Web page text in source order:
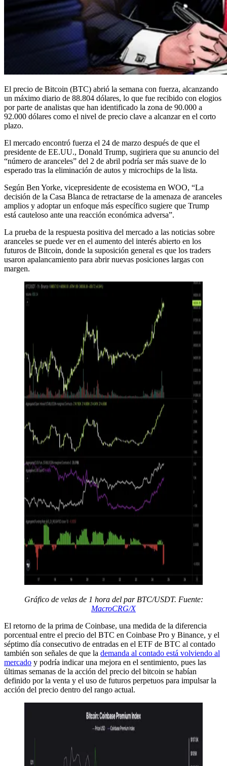
El precio de Bitcoin (BTC) abrió la semana con fuerza, alcanzando
un máximo diario de 88.804 dólares, lo que fue recibido con elogios
por parte de analistas que han identificado la zona de 90.000 a
92.000 dólares como el nivel de precio clave a alcanzar en el corto
plazo.
El mercado encontró fuerza el 24 de marzo después de que el
presidente de EE.UU., Donald Trump, sugiriera que su anuncio del
“número de aranceles” del 2 de abril podría ser más suave de lo
esperado tras la eliminación de autos y microchips de la lista.
Según Ben Yorke, vicepresidente de ecosistema en WOO, “La
decisión de la Casa Blanca de retractarse de la amenaza de aranceles
amplios y adoptar un enfoque más específico sugiere que Trump
está cauteloso ante una reacción económica adversa”.
La prueba de la respuesta positiva del mercado a las noticias sobre
aranceles se puede ver en el aumento del interés abierto en los
futuros de Bitcoin, donde la suposición general es que los traders
usaron apalancamiento para abrir nuevas posiciones largas con
margen.
Gráfico de velas de 1 hora del par BTC/USDT. Fuente:
MacroCRG/X
El retorno de la prima de Coinbase, una medida de la diferencia
porcentual entre el precio del BTC en Coinbase Pro y Binance, y el
séptimo día consecutivo de entradas en el ETF de BTC al contado
también son señales de que la demanda al contado está volviendo al
mercado y podría indicar una mejora en el sentimiento, pues las
últimas semanas de la acción del precio del bitcoin se habían
definido por la venta y el uso de futuros perpetuos para impulsar la
acción del precio dentro del rango actual.